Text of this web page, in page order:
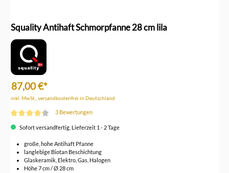
Squality Antihaft Schmorpfanne 28 cm lila
87,00 €*
inkl. MwSt., versandkostenfrei in Deutschland
3 Bewertungen
Sofort versandfertig, Lieferzeit 1 - 2 Tage
große, hohe Antihaft Pfanne
langlebige Biotan Beschichtung
Glaskeramik, Elektro, Gas, Halogen
Höhe 7 cm / Ø 28 cm